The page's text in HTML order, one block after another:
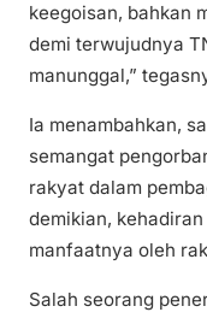
keegoisan, bahkan
demi terwujudnya
manunggal,”
Ia menambahkan,
semangat
rakyat dalam
demikian,
manfaatnya oleh
Salah seorang